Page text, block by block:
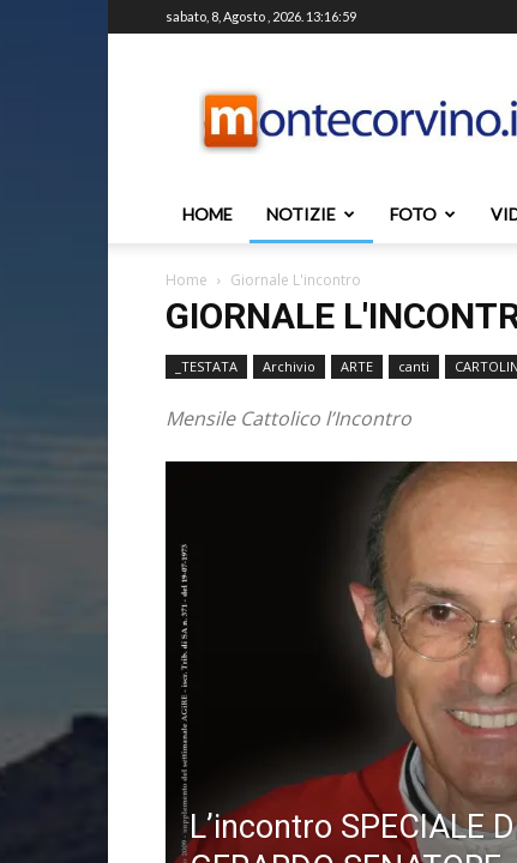
sabato, 8, Agosto , 2026. 13:16:59
HOME NOTIZIE FOTO
Home Giornale L'incontro
GIORNALE
_TESTATA Archivio ARTE canti
Mensile Cattolico l’Incontro
L’incontro SPECIALE